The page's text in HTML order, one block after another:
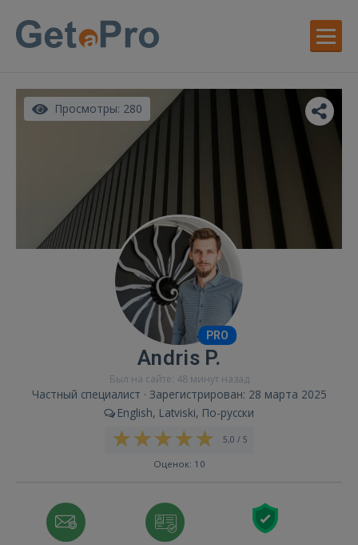
Просмотры: 280
PRO
Andris P.
Был на сайте: 48 минут назад
Частный специалист · Зарегистрирован: 28 марта 2025
English, Latviski, По-русски
5,0 / 5
Оценок: 10